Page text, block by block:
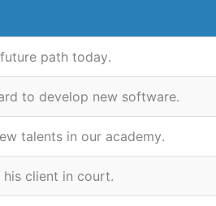
.You must decide your future path today
.The company works hard to develop new software
.We want to discover new talents in our academy
.The lawyer will defend his client in court